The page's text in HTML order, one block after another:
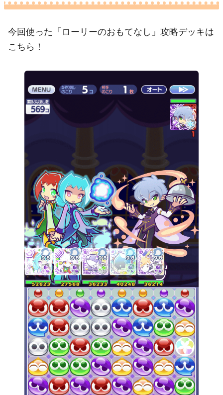
今回使った「ローリーのおもてなし」攻略デッキは
こちら！